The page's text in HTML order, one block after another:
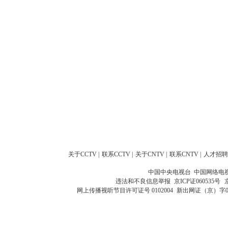
关于CCTV 联系CCTV 关于CNTV 联系CNTV 人才招聘
中国中央电视台 中国网络电
违法和不良信息举报 京ICP证060535号
网上传播视听节目许可证号 0102004 新出网证（京）